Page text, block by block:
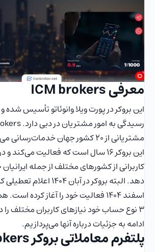
معرفی ICM brokers
این بروکر در پورت ویلا وانوئاتو تأسیس شده
مشتریانی از ۲۰ کشور جهان خدمات‌رسانی می‌کند.
این بروکر ۱۶ سال است که فعالیت می‌کند
کاربرانی از کشورهای مختلف از جمله
دهد. البته بروکر در آبان
اسفند 1404 فعالیت خود را آغاز کرده
3 نوع حساب خود نیازهای کاربران مختلف را
ادامه به جزئیات درباره آنها می‌پردازیم.
پلتفرم معاملاتی بروکر ICM brokers